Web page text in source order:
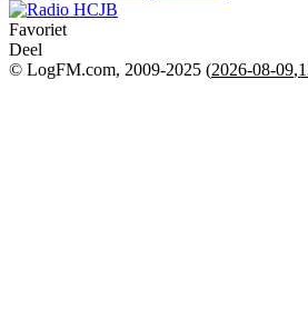
Favoriet
Deel
© LogFM.com, 2009-2025 (2026-08-09,